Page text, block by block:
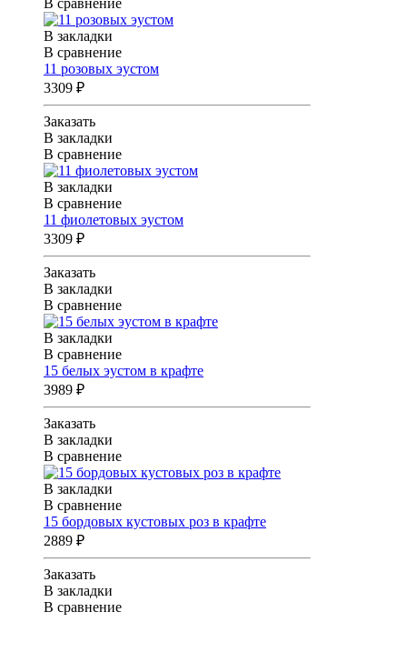
В закладки
В сравнение
11 розовых эустом
3309 ₽
Заказать
В закладки
В сравнение
В закладки
В сравнение
11 фиолетовых эустом
3309 ₽
Заказать
В закладки
В сравнение
В закладки
В сравнение
15 белых эустом в крафте
3989 ₽
Заказать
В закладки
В сравнение
В закладки
В сравнение
15 бордовых кустовых роз в крафте
2889 ₽
Заказать
В закладки
В сравнение